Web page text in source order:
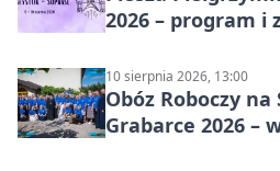
2026 – program i
10 sierpnia 2026, 13:00
Obóz Roboczy
Grabarce 2026 –